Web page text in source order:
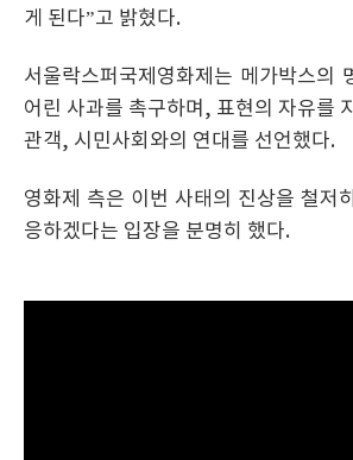
게 된다”고 밝혔다.
서울락스퍼국제영화제는 메가박스의
어린 사과를 촉구하며, 표현의 자유를
관객, 시민사회와의 연대를 선언했다.
영화제 측은 이번 사태의 진상을 철저
응하겠다는 입장을 분명히 했다.